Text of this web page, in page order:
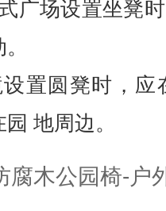
广场设置坐凳
置圆凳时，应
地周边。